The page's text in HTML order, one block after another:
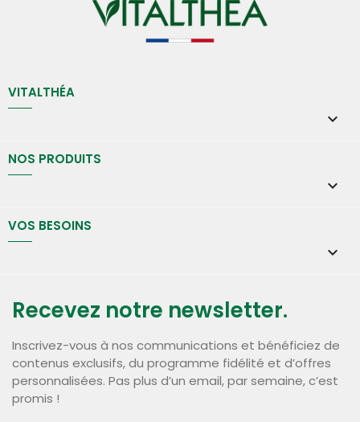
VITALTHÉA

NOS PRODUITS

VOS BESOINS

Recevez notre newsletter.
Inscrivez-vous à nos communications et bénéficiez de
contenus exclusifs, du programme fidélité et d’offres
personnalisées. Pas plus d’un email, par semaine, c’est
promis !